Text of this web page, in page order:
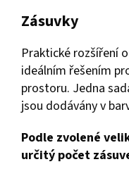
Zásuvky
Praktické rozšíření
ideálním řešením
prostoru. Jedna
jsou dodávány v
Podle zvolené
určitý počet